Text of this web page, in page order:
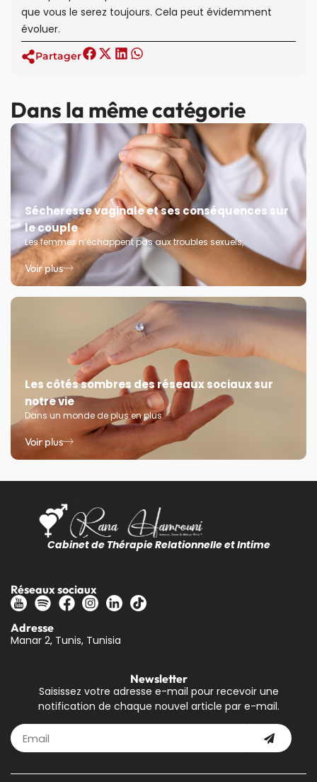
que vous le serez toujours. Cela peut évidemment
évoluer.
Partager
Dans la même catégorie
Sécheresse vaginale et ses conséquences sur
le couple
Les femmes n’échappent pas aux troubles sexuels,
Voir plus
Les côtés sombres des réseaux sociaux sur
notre vie
Dans un monde de plus en plus
Voir plus
Cabinet de Thérapie Relationnelle et Intime
Réseaux sociaux
Adresse
Manar 2, Tunis, Tunisia
Newsletter
Saisissez votre adresse e-mail pour recevoir une
notification de chaque nouvel article par e-mail.